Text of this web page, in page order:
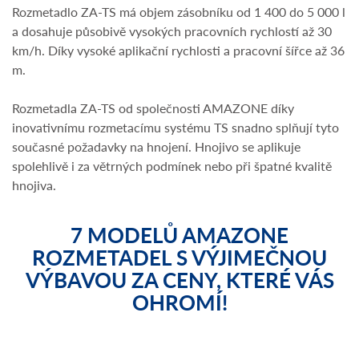
Rozmetadlo ZA-TS má objem zásobníku od 1 400 do 5 000 l
a dosahuje působivě vysokých pracovních rychlostí až 30
km/h. Díky vysoké aplikační rychlosti a pracovní šířce až 36
m.
Rozmetadla ZA-TS od společnosti AMAZONE díky
inovativnímu rozmetacímu systému TS snadno splňují tyto
současné požadavky na hnojení. Hnojivo se aplikuje
spolehlivě i za větrných podmínek nebo při špatné kvalitě
hnojiva.
7 MODELŮ AMAZONE
ROZMETADEL S VÝJIMEČNOU
VÝBAVOU ZA CENY, KTERÉ VÁS
OHROMÍ!